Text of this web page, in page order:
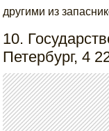
другими из
10.
Петербург, 4